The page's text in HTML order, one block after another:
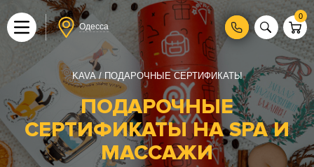
Одесса
0
KAVA ПОДАРОЧНЫЕ СЕРТИФИКАТЫ
ПОДАРОЧНЫЕ
СЕРТИФИКАТЫ НА SPA И
МАССАЖИ